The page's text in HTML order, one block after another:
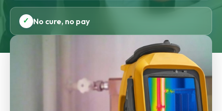
✓ No cure, no pay